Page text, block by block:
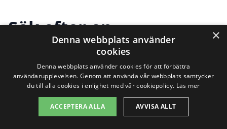
Sök efter en
professionell för
golvvård i andra städer
nära Glumslöv
×
Denna webbplats använder
cookies
Denna webbplats använder cookies för att förbättra
användarupplevelsen. Genom att använda vår webbplats samtycker
du till alla cookies i enlighet med vår cookiepolicy. Läs mer
ACCEPTERA ALLA AVVISA ALLT